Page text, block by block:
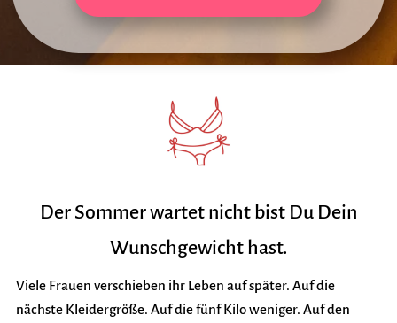
Der Sommer wartet nicht bist Du Dein
Wunschgewicht hast.
Viele Frauen verschieben ihr Leben auf später. Auf die
nächste Kleidergröße. Auf die fünf Kilo weniger. Auf den